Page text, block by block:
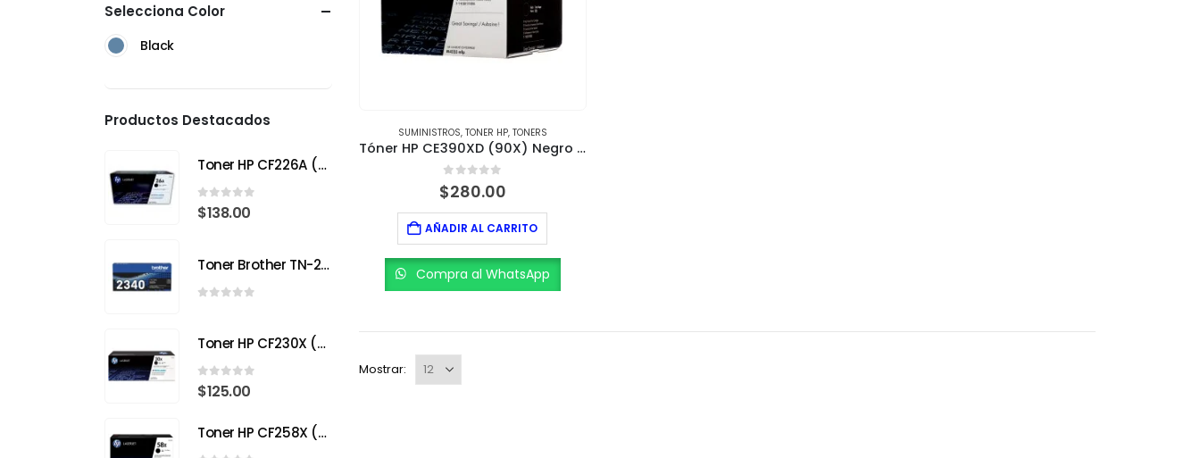
SUMINISTROS, TONER HP, TONERS
Tóner HP CE390XD (90X) Negro – Pack de 2 unidades (24,000 páginas)
0 out of 5
$280.00
AÑADIR AL CARRITO
Compra al WhatsApp
Mostrar:
Selecciona Color
Black
Productos Destacados
Toner HP CF226A (26A) Negro para HP LaserJet Pro M402
0out of 5
$138.00
Toner Brother TN-2340
Toner HP CF230X (30X) Negro para HP LaserJet Pro
0out of 5
$125.00
Toner HP CF258X (58X) Negro para HP LaserJet Pro